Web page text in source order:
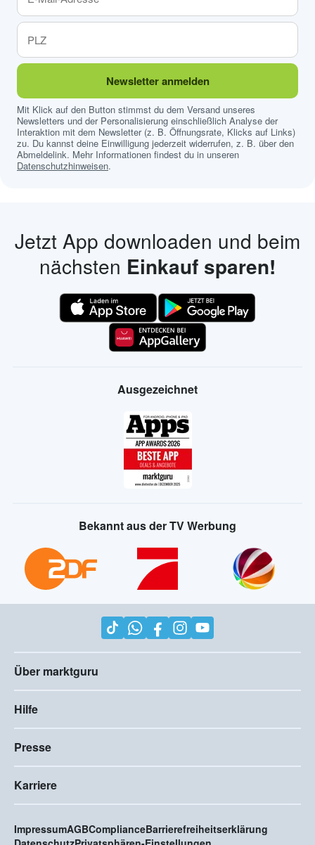
Newsletter anmelden
Mit Klick auf den Button stimmst du dem Versand unseres
Newsletters und der Personalisierung einschließlich Analyse der
Interaktion mit dem Newsletter (z. B. Öffnungsrate, Klicks auf Links)
zu. Du kannst deine Einwilligung jederzeit widerrufen, z. B. über den
Abmeldelink. Mehr Informationen findest du in unseren
Datenschutzhinweisen.
Jetzt App downloaden und beim
nächsten Einkauf sparen!
Ausgezeichnet
Bekannt aus der TV Werbung
Über marktguru
Hilfe
Presse
Karriere
ImpressumAGBComplianceBarrierefreiheitserklärung